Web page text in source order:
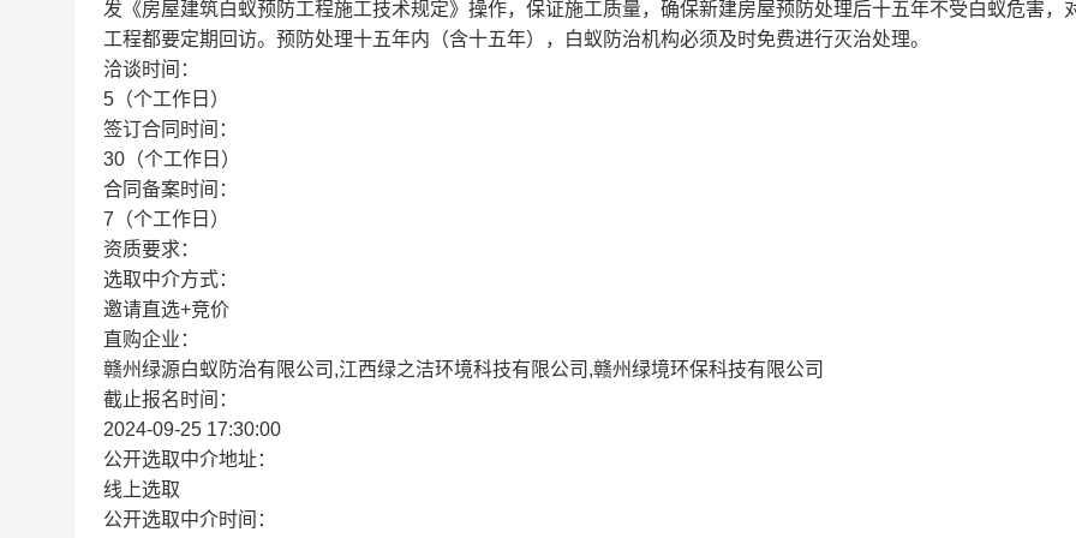
发《房屋建筑白蚁预防工程施工技术规定》操作，保证施工质量，确保新建房屋预防处理后十五年不受白蚁危害，
工程都要定期回访。预防处理十五年内（含十五年），白蚁防治机构必须及时免费进行灭治处理。
洽谈时间：
5（个工作日）
签订合同时间：
30（个工作日）
合同备案时间：
7（个工作日）
资质要求：
选取中介方式：
邀请直选+竞价
直购企业：
赣州绿源白蚁防治有限公司,江西绿之洁环境科技有限公司,赣州绿境环保科技有限公司
截止报名时间：
2024-09-25 17:30:00
公开选取中介地址：
线上选取
公开选取中介时间：